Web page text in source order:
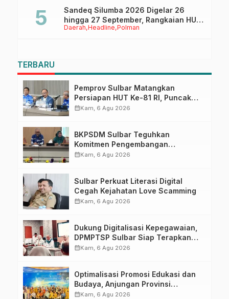
Daerah Headline Polman
Sandeq Silumba 2026 Digelar 26
hingga 27 September, Rangkaian HUT
Sulbar
TERBARU
Pemprov Sulbar Matangkan
Persiapan HUT Ke-81 RI, Puncak
Upacara di Lapangan Ahmad
calendar_monthKam, 6 Agu 2026
BKPSDM Sulbar Teguhkan
Komitmen Pengembangan
Kompetensi ASN melalui
calendar_monthKam, 6 Agu 2026
Sulbar Perkuat Literasi Digital
Cegah Kejahatan Love Scamming
calendar_monthKam, 6 Agu 2026
Dukung Digitalisasi Kepegawaian,
DPMPTSP Sulbar Siap Terapkan
Aplikasi FLEKSI ASN
calendar_monthKam, 6 Agu 2026
Optimalisasi Promosi Edukasi dan
Budaya, Anjungan Provinsi
Sulawesi Barat Perkuat Kolaborasi
calendar_monthKam, 6 Agu 2026